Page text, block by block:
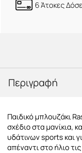
6 Άτοκες
Περιγραφή
Παιδικό μπλουζάκι
σχέδιο στα μανίκια,
υδάτινων sports και
απέναντι στο ήλιο